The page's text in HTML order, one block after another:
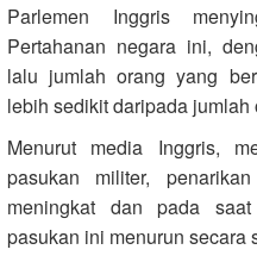
Parlemen Inggris
Pertahanan negara ini,
lalu jumlah orang yang
lebih sedikit daripada
Menurut media Inggris,
pasukan militer,
meningkat dan pada
pasukan ini menurun secara